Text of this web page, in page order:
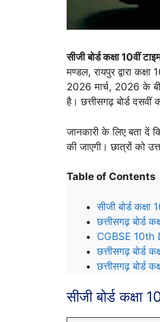
सीजी बोर्ड कक्षा
मण्डल, रायपुर द्वारा
2026 मार्च, 2026 के
है। छत्तीसगढ़ बोर्ड दसवीं
जानकारी के लिए बता दें
की जाएगी। छात्रों को
Table of Contents
सीजी बोर्ड
छत्तीसगढ़ बोर्ड
CGBSE
छत्तीसगढ़ बोर्ड
छत्तीसगढ़ बोर्ड
सीजी बोर्ड कक्षा